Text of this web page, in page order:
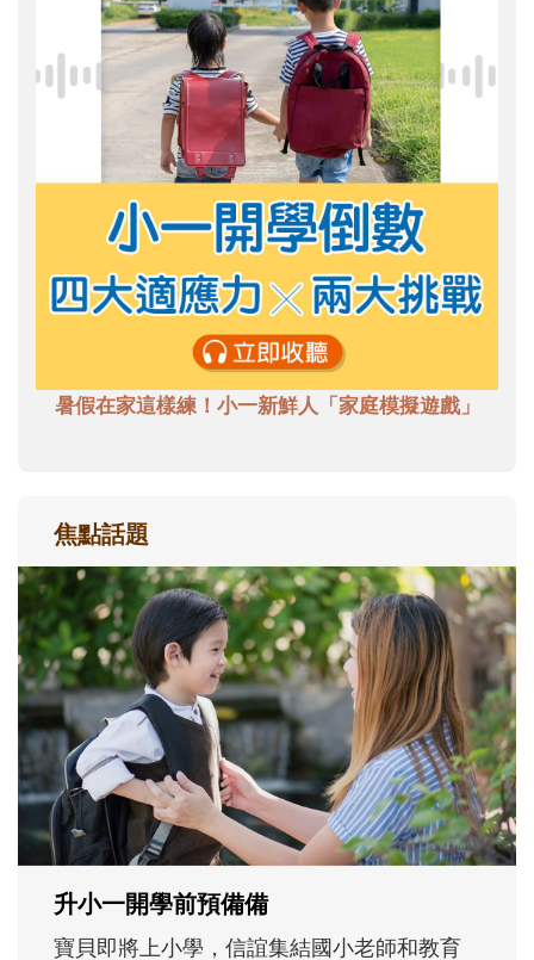
暑假在家這樣練！小一新鮮人「家庭模擬遊戲」
焦點話題
和孩子一起長大的那個男人│讀懂父親的
不同模樣
沒有人天生就擅長當爸爸！男人總是在一次
次「前所未有」的體驗中，跟著孩子一起長
大。從給予安全感的肢體遊戲，到獨立自
主、角色認同及解決問題的能力養成。爸爸
正嘗試用不同的模樣，參與孩子每個重要的